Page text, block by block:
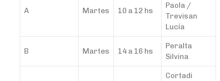
A Martes 10 a 12 hs
Paola /
Trevisan
Lucía
B Martes 14 a 16 hs
Peralta
Silvina
Cortadi